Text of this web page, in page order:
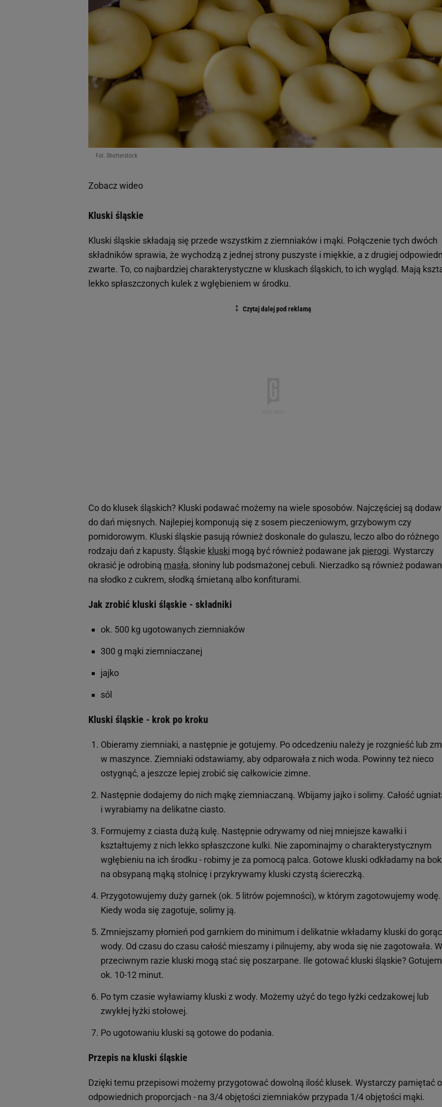
Fot. Shutterstock
Zobacz wideo
Kluski śląskie
Kluski śląskie składają się przede wszystkim z ziemniaków i mąki. Połączenie tych dwóch
składników sprawia, że wychodzą z jednej strony puszyste i miękkie, a z drugiej
zwarte. To, co najbardziej charakterystyczne w kluskach śląskich, to ich wygląd. Mają
lekko spłaszczonych kulek z wgłębieniem w środku.
Co do klusek śląskich? Kluski podawać możemy na wiele sposobów. Najczęściej są
do dań mięsnych. Najlepiej komponują się z sosem pieczeniowym, grzybowym czy
pomidorowym. Kluski śląskie pasują również doskonale do gulaszu, leczo albo do różnego
rodzaju dań z kapusty. Śląskie kluski mogą być również podawane jak pierogi. Wystarczy
okrasić je odrobiną masła, słoniny lub podsmażonej cebuli. Nierzadko są również
na słodko z cukrem, słodką śmietaną albo konfiturami.
Jak zrobić kluski śląskie - składniki
ok. 500 kg ugotowanych ziemniaków
300 g mąki ziemniaczanej
jajko
sól
Kluski śląskie - krok po kroku
Obieramy ziemniaki, a następnie je gotujemy. Po odcedzeniu należy je rozgnieść lub
w maszynce. Ziemniaki odstawiamy, aby odparowała z nich woda. Powinny też nieco
ostygnąć, a jeszcze lepiej zrobić się całkowicie zimne.
Następnie dodajemy do nich mąkę ziemniaczaną. Wbijamy jajko i solimy. Całość
i wyrabiamy na delikatne ciasto.
Formujemy z ciasta dużą kulę. Następnie odrywamy od niej mniejsze kawałki i
kształtujemy z nich lekko spłaszczone kulki. Nie zapominajmy o charakterystycznym
wgłębieniu na ich środku - robimy je za pomocą palca. Gotowe kluski odkładamy na
na obsypaną mąką stolnicę i przykrywamy kluski czystą ściereczką.
Przygotowujemy duży garnek (ok. 5 litrów pojemności), w którym zagotowujemy wodę.
Kiedy woda się zagotuje, solimy ją.
Zmniejszamy płomień pod garnkiem do minimum i delikatnie wkładamy kluski do
wody. Od czasu do czasu całość mieszamy i pilnujemy, aby woda się nie zagotowała. W
przeciwnym razie kluski mogą stać się poszarpane. Ile gotować kluski śląskie?
ok. 10-12 minut.
Po tym czasie wyławiamy kluski z wody. Możemy użyć do tego łyżki cedzakowej lub
zwykłej łyżki stołowej.
Po ugotowaniu kluski są gotowe do podania.
Przepis na kluski śląskie
Dzięki temu przepisowi możemy przygotować dowolną ilość klusek. Wystarczy pamiętać o
odpowiednich proporcjach - na 3/4 objętości ziemniaków przypada 1/4 objętości mąki.